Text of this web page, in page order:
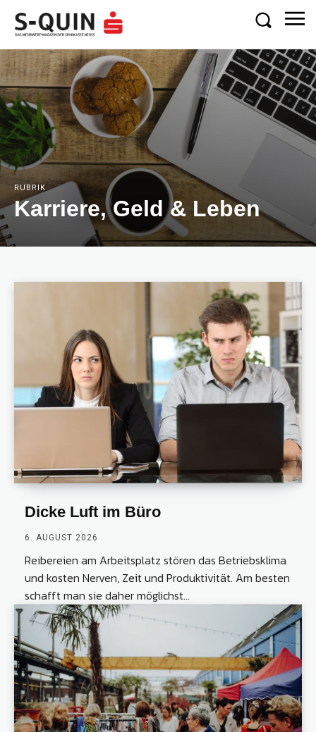
RUBRIK
Karriere, Geld & Leben
Dicke Luft im Büro
6. AUGUST 2026
Reibereien am Arbeitsplatz stören das Betriebsklima
und kosten Nerven, Zeit und Produktivität. Am besten
schafft man sie daher möglichst...